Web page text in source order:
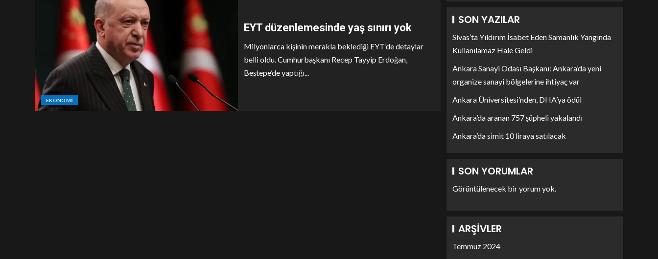
EKONOMI
EYT düzenlemesinde yaş sınırı yok
Milyonlarca kişinin merakla beklediği EYT’de detaylar
belli oldu. Cumhurbaşkanı Recep Tayyip Erdoğan,
Beştepe’de yaptığı...
SON YAZILAR
Sivas’ta Yıldırım İsabet Eden Samanlık Yangında
Kullanılamaz Hale Geldi
Ankara Sanayi Odası Başkanı: Ankara’da yeni
organize sanayi bölgelerine ihtiyaç var
Ankara Üniversitesi’nden, DHA’ya ödül
Ankara’da aranan 757 şüpheli yakalandı
Ankara’da simit 10 liraya satılacak
SON YORUMLAR
Görüntülenecek bir yorum yok.
ARŞIVLER
Temmuz 2024